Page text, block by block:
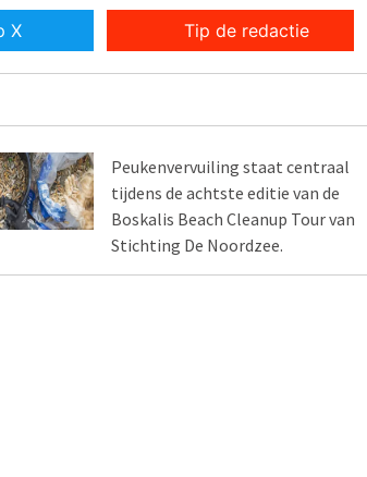
X Tip de redactie
Peukenvervuiling staat centraal
tijdens de achtste editie van de
Boskalis Beach Cleanup Tour van
Stichting De Noordzee.